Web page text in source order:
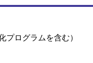
プログラムを含む）